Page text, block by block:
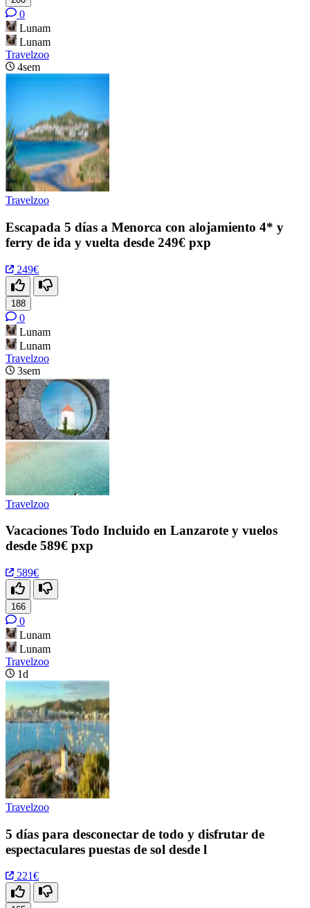
0
Lunam
Lunam
Travelzoo
4sem
Travelzoo
Escapada 5 días a Menorca con alojamiento 4* y
ferry de ida y vuelta desde 249€ pxp
249€
188
0
Lunam
Lunam
Travelzoo
3sem
Travelzoo
Vacaciones Todo Incluido en Lanzarote y vuelos
desde 589€ pxp
589€
166
0
Lunam
Lunam
Travelzoo
1d
Travelzoo
5 días para desconectar de todo y disfrutar de
espectaculares puestas de sol desde l
221€